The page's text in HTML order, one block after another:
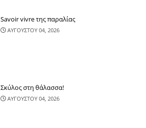
Savoir vivre της παραλίας
ΑΥΓΟΥΣΤΟΥ 04, 2026
Σκύλος στη θάλασσα!
ΑΥΓΟΥΣΤΟΥ 04, 2026